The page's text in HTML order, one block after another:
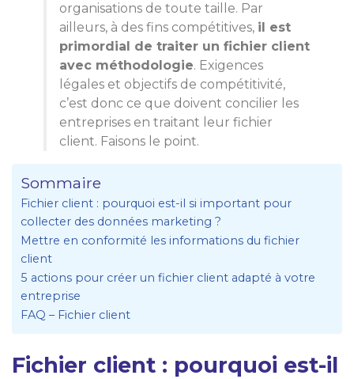
organisations de toute taille. Par
ailleurs, à des fins compétitives, il est
primordial de traiter un fichier client
avec méthodologie. Exigences
légales et objectifs de compétitivité,
c’est donc ce que doivent concilier les
entreprises en traitant leur fichier
client. Faisons le point.
Sommaire
Fichier client : pourquoi est-il si important pour
collecter des données marketing ?
Mettre en conformité les informations du fichier
client
5 actions pour créer un fichier client adapté à votre
entreprise
FAQ – Fichier client
Fichier client : pourquoi est-il